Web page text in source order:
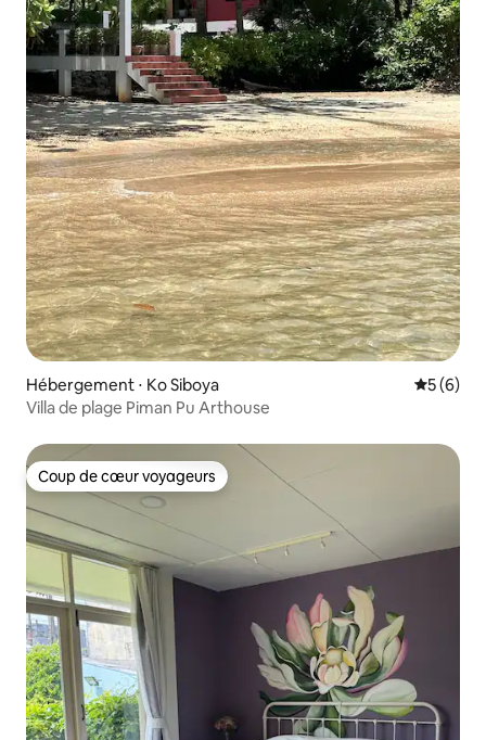
Hébergement ⋅ Ko Siboya
5 (6)
Villa de plage Piman Pu Arthouse
Coup de cœur voyageurs
Coup de cœur voyageurs